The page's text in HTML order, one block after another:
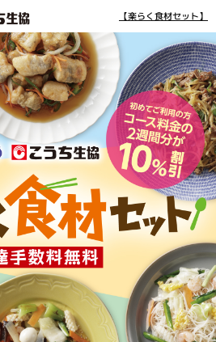
【楽らく食材セット】